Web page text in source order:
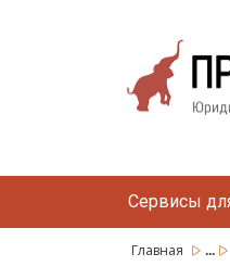
Сервисы
Главная ...